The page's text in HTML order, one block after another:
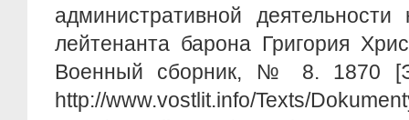
административной
лейтенанта барона Григория
Военный сборник, № 8. 1870
http://www.vostlit.info/Texts/